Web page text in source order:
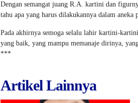
Dengan semangat juang R.A. kartini dan
tahu apa yang harus dilakukannya dalam aneka
Pada akhirnya semoga selalu lahir kartini-
yang baik, yang mampu memanaje dirinya,
***
Artikel Lainnya